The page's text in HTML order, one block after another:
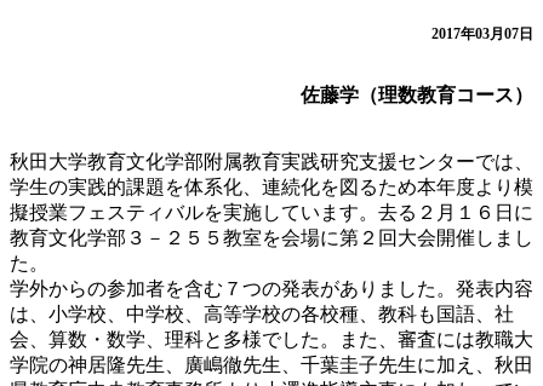
2017年03月07日
佐藤学（理数教育コース）
秋田大学教育文化学部附属教育実践研究支援センターでは、
学生の実践的課題を体系化、連続化を図るため本年度より模
擬授業フェスティバルを実施しています。去る２月１６日に
教育文化学部３－２５５教室を会場に第２回大会開催しまし
た。
学外からの参加者を含む７つの発表がありました。発表内容
は、小学校、中学校、高等学校の各校種、教科も国語、社
会、算数・数学、理科と多様でした。また、審査には教職大
学院の神居隆先生、廣嶋徹先生、千葉圭子先生に加え、秋田